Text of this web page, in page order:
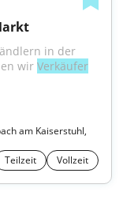
in der
wir Verkäufer
am Kaiserstuhl,
Teilzeit
Vollzeit